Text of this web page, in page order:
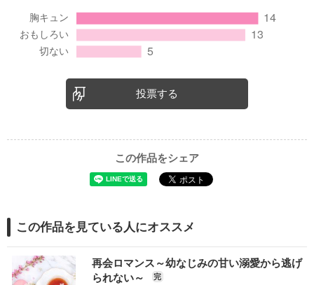
投票する
この作品をシェア
この作品を見ている人にオススメ
再会ロマンス～幼なじみの甘い溺愛から逃げ
られない～
完